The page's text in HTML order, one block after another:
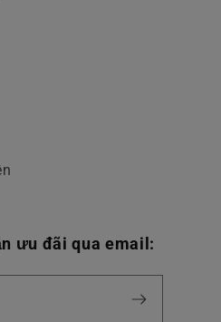
ưu đãi qua email: